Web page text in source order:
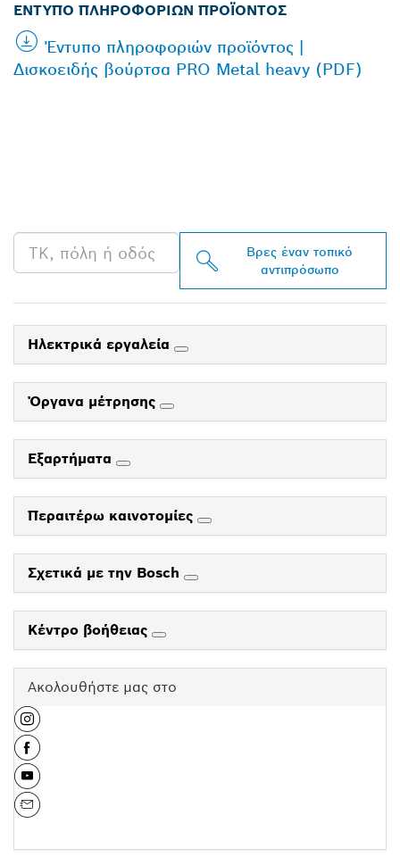
ΈΝΤΥΠΟ ΠΛΗΡΟΦΟΡΙΏΝ ΠΡΟΪΌΝΤΟΣ
Έντυπο πληροφοριών προϊόντος |
Δισκοειδής βούρτσα PRO Metal heavy (PDF)
Βρες έναν τοπικό
αντιπρόσωπο
Ηλεκτρικά εργαλεία
Όργανα μέτρησης
Εξαρτήματα
Περαιτέρω καινοτομίες
Σχετικά με την Bosch
Κέντρο βοήθειας
Ακολουθήστε μας στο